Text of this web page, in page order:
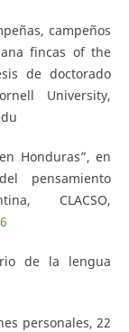
campeños
fincas of the
de doctorado
University,
Honduras”, en
pensamiento
CLACSO,
de la lengua
personales, 22